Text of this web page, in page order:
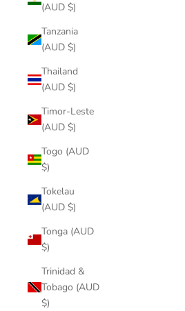
(AUD $)
Tanzania
(AUD $)
Thailand
(AUD $)
Timor-Leste
(AUD $)
Togo (AUD
$)
Tokelau
(AUD $)
Tonga (AUD
$)
Trinidad &
Tobago (AUD
$)